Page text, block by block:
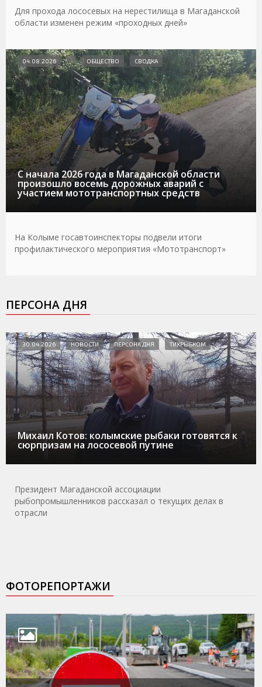
Для прохода лососевых на нерестилища в Магаданской
области изменен режим «проходных дней»
С начала 2026 года в Магаданской области
произошло восемь дорожных аварий с
участием мототранспортных средств
04.08.2026 ОБЩЕСТВО СВОДКА
На Колыме госавтоинспекторы подвели итоги
профилактического мероприятия «Мототранспорт»
ПЕРСОНА ДНЯ
Михаил Котов: колымские рыбаки готовятся к
сюрпризам на лососевой путине
30.04.2026 НОВОСТИ ПЕРСОНА ДНЯ ТИХРЫБКОМ
Президент Магаданской ассоциации
рыбопромышленников рассказал о текущих делах в
отрасли
ФОТОРЕПОРТАЖИ